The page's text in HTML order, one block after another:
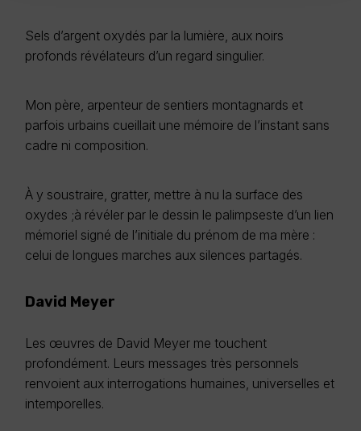
Sels d’argent oxydés par la lumière, aux noirs
profonds révélateurs d’un regard singulier.
Mon père, arpenteur de sentiers montagnards et
parfois urbains cueillait une mémoire de l’instant sans
cadre ni composition.
À y soustraire, gratter, mettre à nu la surface des
oxydes ;à révéler par le dessin le palimpseste d’un lien
mémoriel signé de l’initiale du prénom de ma mère :
celui de longues marches aux silences partagés.
David Meyer
Les œuvres de David Meyer me touchent
profondément. Leurs messages très personnels
renvoient aux interrogations humaines, universelles et
intemporelles.